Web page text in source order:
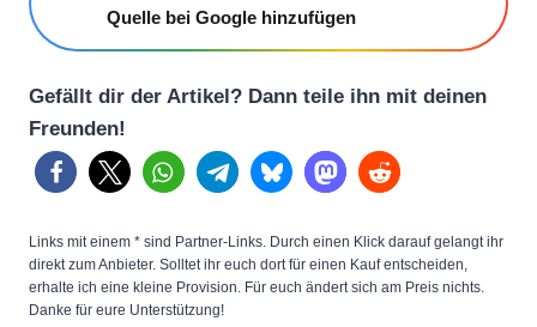
Quelle bei Google hinzufügen
Gefällt dir der Artikel? Dann teile ihn mit deinen
Freunden!
Links mit einem * sind Partner-Links. Durch einen Klick darauf gelangt ihr
direkt zum Anbieter. Solltet ihr euch dort für einen Kauf entscheiden,
erhalte ich eine kleine Provision. Für euch ändert sich am Preis nichts.
Danke für eure Unterstützung!